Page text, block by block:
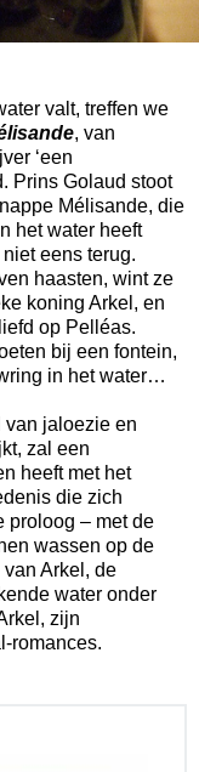
valt, treffen we
, van
‘een
Prins Golaud stoot
Mélisande, die
het water heeft
eens terug.
haasten, wint ze
koning Arkel, en
op Pelléas.
bij een fontein,
in het water…
van jaloezie en
zal een
heeft met het
die zich
proloog – met de
wassen op de
Arkel, de
water onder
zijn
romances.